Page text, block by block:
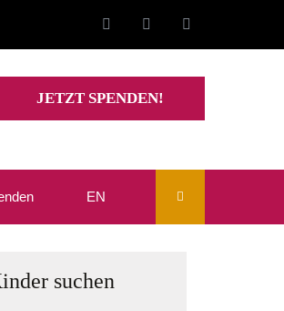
auf den Stand von Mitte Juli zurückgesetzt
JETZT SPENDEN!
EN
suchen